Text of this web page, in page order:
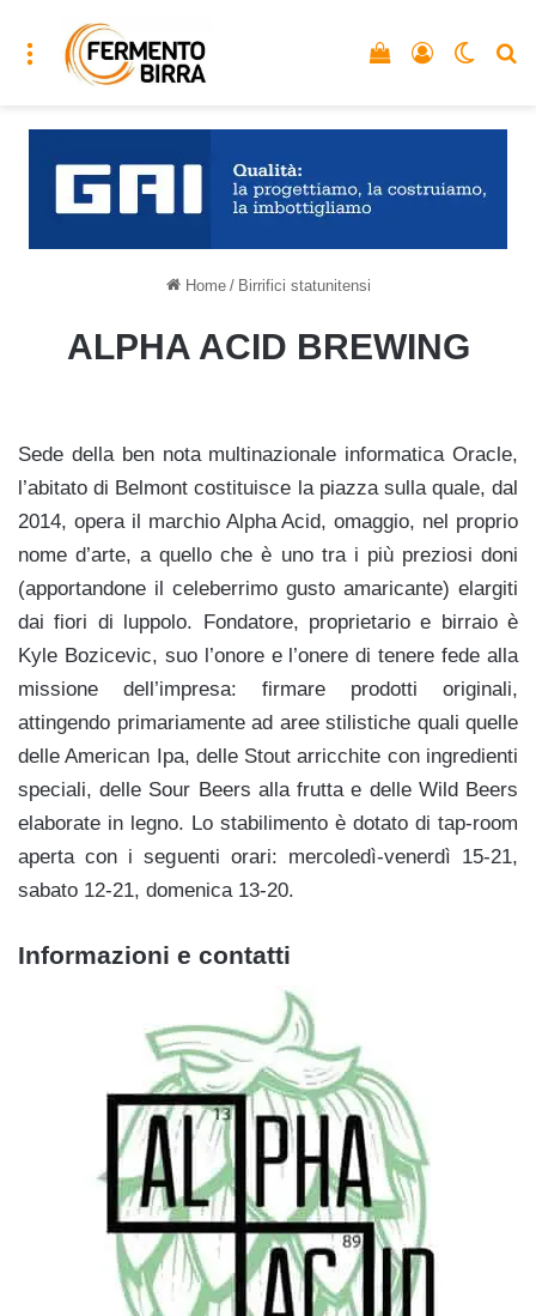
Menu Accedi
Vedi il carrello
Home / Birrifici statunitensi
ALPHA ACID BREWING
Sede della ben nota multinazionale informatica Oracle,
l’abitato di Belmont costituisce la piazza sulla quale, dal
2014, opera il marchio Alpha Acid, omaggio, nel proprio
nome d’arte, a quello che è uno tra i più preziosi doni
(apportandone il celeberrimo gusto amaricante) elargiti
dai fiori di luppolo. Fondatore, proprietario e birraio è
Kyle Bozicevic, suo l’onore e l’onere di tenere fede alla
missione dell’impresa: firmare prodotti originali,
attingendo primariamente ad aree stilistiche quali quelle
delle American Ipa, delle Stout arricchite con ingredienti
speciali, delle Sour Beers alla frutta e delle Wild Beers
elaborate in legno. Lo stabilimento è dotato di tap-room
aperta con i seguenti orari: mercoledì-venerdì 15-21,
sabato 12-21, domenica 13-20.
Informazioni e contatti